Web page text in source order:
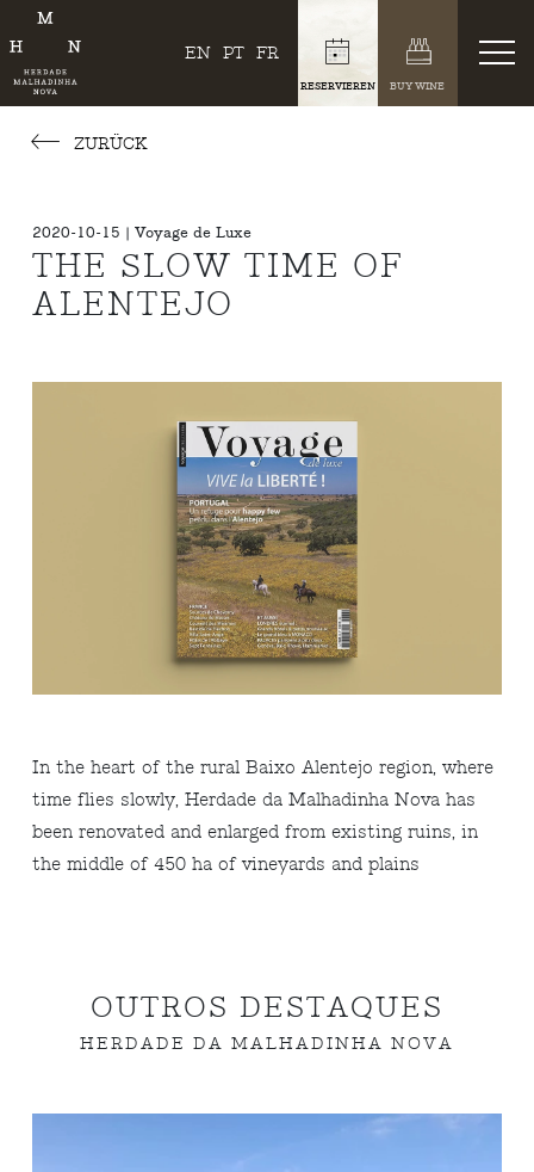
EN PT FR
RESERVIEREN BUY WINE
ZURÜCK
2020-10-15 | Voyage de Luxe
THE SLOW TIME OF
ALENTEJO
In the heart of the rural Baixo Alentejo region, where
time flies slowly, Herdade da Malhadinha Nova has
been renovated and enlarged from existing ruins, in
the middle of 450 ha of vineyards and plains
OUTROS DESTAQUES
HERDADE DA MALHADINHA NOVA